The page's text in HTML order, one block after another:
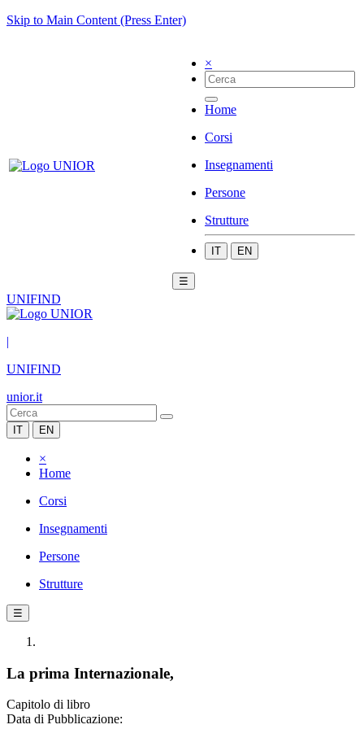
Skip to Main Content (Press Enter)
×
Home
Corsi
Insegnamenti
Persone
Strutture
IT EN
☰
UNIFIND
|
UNIFIND
unior.it
IT EN
×
Home
Corsi
Insegnamenti
Persone
Strutture
☰
La prima Internazionale,
Capitolo di libro
Data di Pubblicazione: